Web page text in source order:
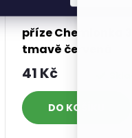
příze Chemlonka
tmavě červená
41 Kč
DO KOŠÍKU